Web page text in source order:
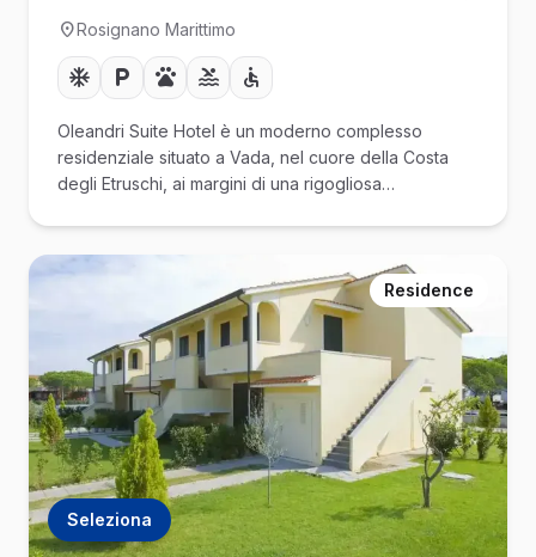
Rosignano Marittimo
Oleandri Suite Hotel è un moderno complesso
residenziale situato a Vada, nel cuore della Costa
degli Etruschi, ai margini di una rigogliosa…
Residence
Seleziona